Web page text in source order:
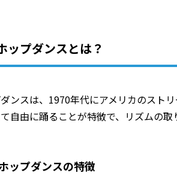
ップダンスとは？
ンスは、1970年代にアメリカのスト
自由に踊ることが特徴で、リズムの取
ップダンスの特徴